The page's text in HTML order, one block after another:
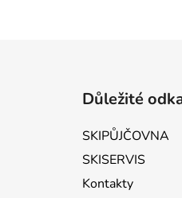
Důležité
SKIPŮJČOVNA
SKISERVIS
Kontakty